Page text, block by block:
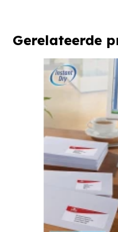
Gerelateerde